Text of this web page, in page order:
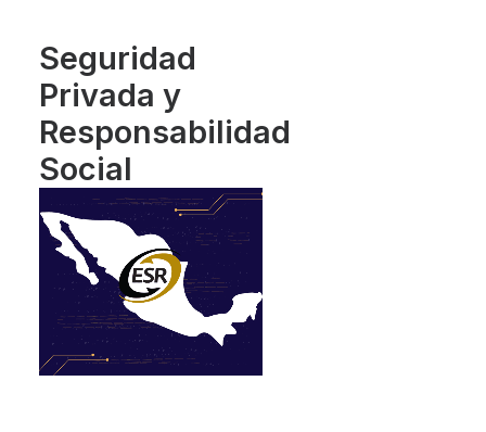
Seguridad
Privada y
Responsabilidad
Social